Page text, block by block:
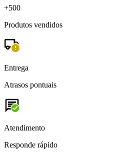
+500
Produtos vendidos
Entrega
Atrasos pontuais
Atendimento
Responde rápido